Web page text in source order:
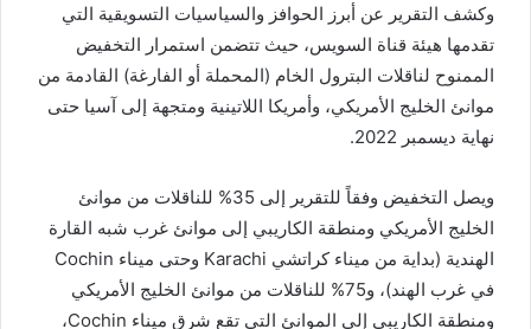
وكشف التقرير عن أبرز الحوافز والسياسيات التسويقية التي
تقدمها هيئة قناة السويس، حيث تتضمن استمرار التخفيض
الممنوح لناقلات البترول الخام (المحملة أو الفارغة) القادمة من
موانئ الخليج الأمريكي، وأمريكا اللاتينية ومتجهة إلى آسيا حتى
نهاية ديسمبر 2022.
ويصل التخفيض وفقاً للتقرير إلى 35% للناقلات من موانئ
الخليج الأمريكي ومنطقة الكاريبي إلى موانئ غرب شبه القارة
الهندية (بداية من ميناء كراتشي Karachi وحتى ميناء Cochin
في غرب الهند)، و75% للناقلات من موانئ الخليج الأمريكي
ومنطقة الكاريبي إلى الموانئ التي تقع شرق ميناء Cochin،